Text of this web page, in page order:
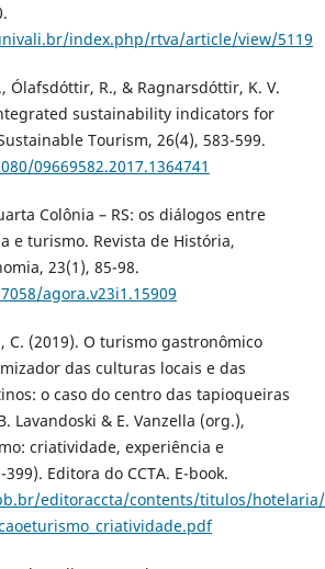
index.php/rtva/article/view/5119
Ólafsdóttir, R., & Ragnarsdóttir, K. V.
sustainability indicators for
Tourism, 26(4), 583-599.
09669582.2017.1364741
Colônia – RS: os diálogos entre
e turismo. Revista de História,
23(1), 85-98.
agora.v23i1.15909
C. (2019). O turismo gastronômico
das culturas locais e das
o caso do centro das tapioqueiras
Lavandoski & E. Vanzella (org.),
criatividade, experiência e
Editora do CCTA. E-book.
editoraccta/contents/titulos/